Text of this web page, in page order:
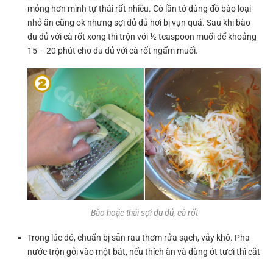
mỏng hơn mình tự thái rất nhiều. Có lần tớ dùng đồ bào loại
nhỏ ăn cũng ok nhưng sợi đủ đủ hơi bị vụn quá. Sau khi bào
đu đủ với cà rốt xong thì trộn với ½ teaspoon muối để khoảng
15 – 20 phút cho đu đủ với cà rốt ngấm muối.
Bào hoặc thái sợi đu đủ, cà rốt
Trong lúc đó, chuẩn bị sẵn rau thơm rửa sạch, vảy khô. Pha
nước trộn gỏi vào một bát, nếu thích ăn và dùng ớt tươi thì cắt